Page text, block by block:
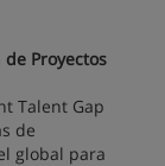
Proyectos
Talent Gap
de
global para